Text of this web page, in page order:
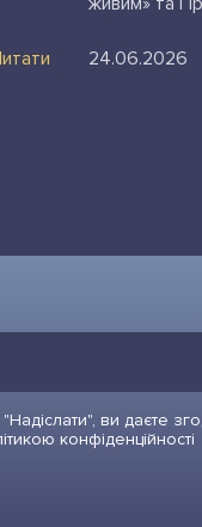
24.06.2026
ви даєте
конфіденційності